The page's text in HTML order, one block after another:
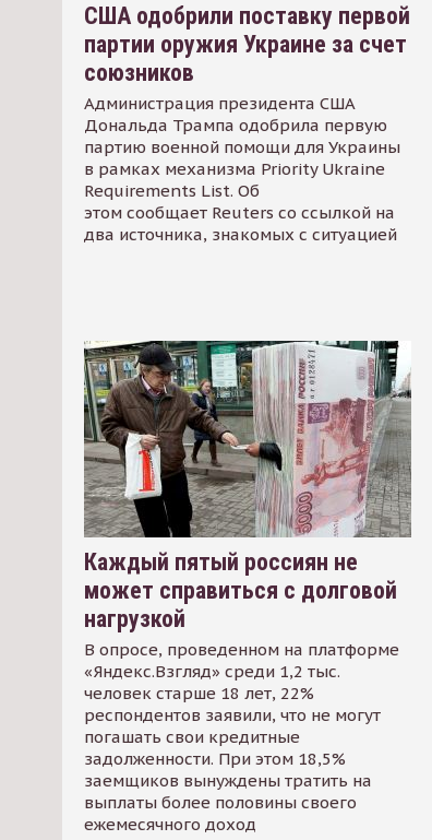
США одобрили поставку первой
партии оружия Украине за счет
союзников
Администрация президента США
Дональда Трампа одобрила первую
партию военной помощи для Украины
в рамках механизма Priority Ukraine
Requirements List. Об
этом сообщает Reuters со ссылкой на
два источника, знакомых с ситуацией
Каждый пятый россиян не
может справиться с долговой
нагрузкой
В опросе, проведенном на платформе
«Яндекс.Взгляд» среди 1,2 тыс.
человек старше 18 лет, 22%
респондентов заявили, что не могут
погашать свои кредитные
задолженности. При этом 18,5%
заемщиков вынуждены тратить на
выплаты более половины своего
ежемесячного доход